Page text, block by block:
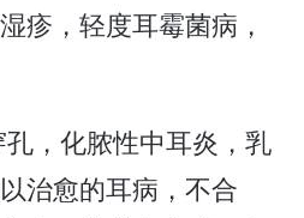
疹，轻度耳霉菌病，
，化脓性中耳炎，乳
治愈的耳病，不合